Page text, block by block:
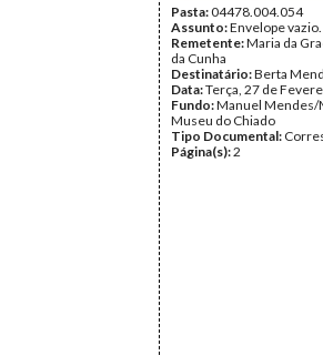
Pasta:04478.004.054
Assunto:Envelope vazio.
Remetente:Maria da
da Cunha
Destinatário:Berta
Data:Terça, 27 de
Fundo:Manuel Mendes/
Museu do Chiado
Tipo Documental:
Página(s):2